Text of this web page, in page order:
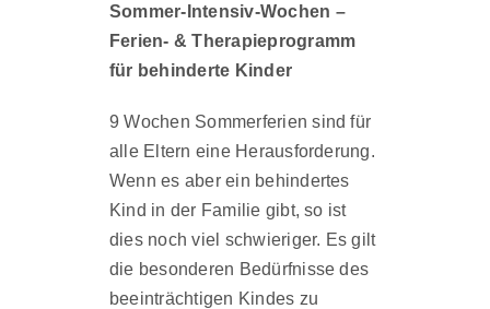
Sommer-Intensiv-Wochen –
Ferien- & Therapieprogramm
für behinderte Kinder
9 Wochen Sommerferien sind für
alle Eltern eine Herausforderung.
Wenn es aber ein behindertes
Kind in der Familie gibt, so ist
dies noch viel schwieriger. Es gilt
die besonderen Bedürfnisse des
beeinträchtigen Kindes zu